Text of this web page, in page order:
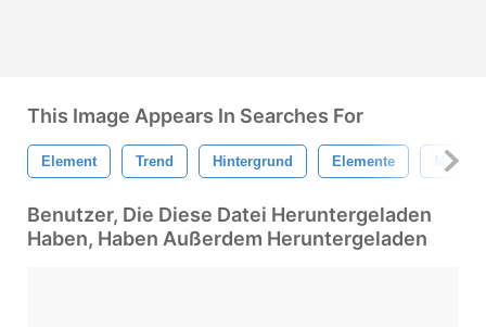
This Image Appears In Searches For
Element Trend Hintergrund Elemente
Benutzer, Die Diese Datei Heruntergeladen
Haben, Haben Außerdem Heruntergeladen